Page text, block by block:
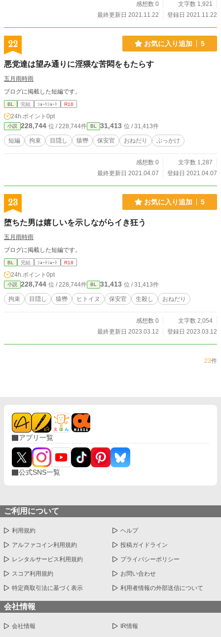
感想数 0
文字数 1,921
最終更新日 2021.11.22
登録日 2021.11.22
22 お気に入り追加 5
悪党達は望み通りに淫猥な苦悶をもたらす
五月雨時雨
ブログに掲載した短編です。
BL 完結 ｼｮｰﾄｼｮｰﾄ R18
24h.ポイント 0pt
小説 228,744 位 / 228,744件 BL 31,413 位 / 31,413件
短編 拘束 目隠し 猿轡 保安官 おねだり ぶっかけ
感想数 0
文字数 1,287
最終更新日 2021.04.07
登録日 2021.04.07
23 お気に入り追加 5
堕ちた男は嬉しいを示しながらイき狂う
五月雨時雨
ブログに掲載した短編です。
BL 完結 ｼｮｰﾄｼｮｰﾄ R18
24h.ポイント 0pt
小説 228,744 位 / 228,744件 BL 31,413 位 / 31,413件
拘束 目隠し 猿轡 ヒトイヌ 保安官 生殺し おねだり
感想数 0
文字数 2,054
最終更新日 2023.03.12
登録日 2023.03.12
23件
アプリ一覧
公式SNS一覧
ご利用について
利用規約 ヘルプ
アルファコイン利用規約 投稿ガイドライン
レンタルサービス利用規約 プライバシーポリシー
スコア利用規約 お問い合わせ
特定商取引法に基づく表示 利用者情報の外部送信について
会社情報
会社情報 IR情報